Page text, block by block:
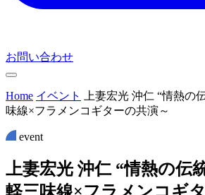
お問い合わせ
Home イベント
上妻宏光 沖仁 “情熱の
味線×フラメンコギターの共演～
event
上妻宏光 沖仁 “情熱の伝